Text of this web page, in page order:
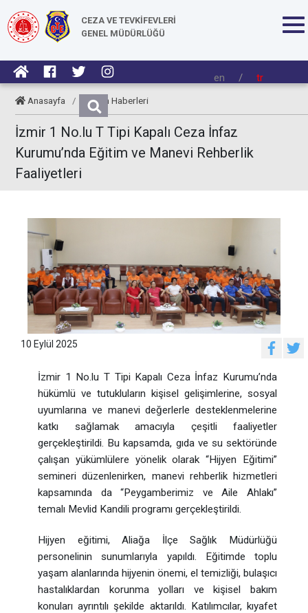
CEZA VE TEVKİFEVLERİ
GENEL MÜDÜRLÜĞÜ
en / tr
Anasayfa / Kurum Haberleri
İzmir 1 No.lu T Tipi Kapalı Ceza İnfaz
Kurumu’nda Eğitim ve Manevi Rehberlik
Faaliyetleri
10 Eylül 2025
İzmir 1 No.lu T Tipi Kapalı Ceza İnfaz Kurumu’nda
hükümlü ve tutukluların kişisel gelişimlerine, sosyal
uyumlarına ve manevi değerlerle desteklenmelerine
katkı sağlamak amacıyla çeşitli faaliyetler
gerçekleştirildi. Bu kapsamda, gıda ve su sektöründe
çalışan yükümlülere yönelik olarak “Hijyen Eğitimi”
semineri düzenlenirken, manevi rehberlik hizmetleri
kapsamında da “Peygamberimiz ve Aile Ahlakı”
temalı Mevlid Kandili programı gerçekleştirildi.
Hijyen eğitimi, Aliağa İlçe Sağlık Müdürlüğü
personelinin sunumlarıyla yapıldı. Eğitimde toplu
yaşam alanlarında hijyenin önemi, el temizliği, bulaşıcı
hastalıklardan korunma yolları ve kişisel bakım
konuları ayrıntılı şekilde aktarıldı. Katılımcılar, kıyafet